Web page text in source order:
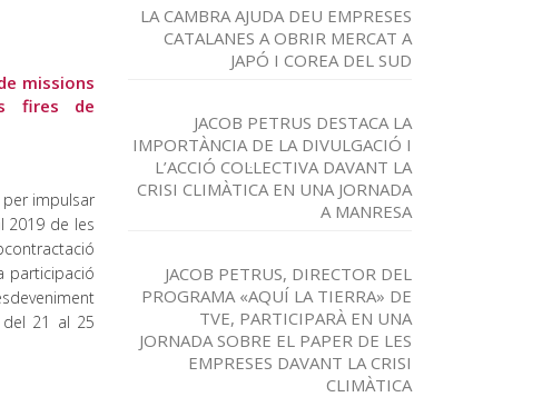
missions
fires de
per impulsar
2019 de les
participació
21 al 25
LA CAMBRA AJUDA DEU EMPRESES
CATALANES A OBRIR MERCAT A
JAPÓ I COREA DEL SUD
JACOB PETRUS DESTACA LA
IMPORTÀNCIA DE LA DIVULGACIÓ I
L’ACCIÓ COL·LECTIVA DAVANT LA
CRISI CLIMÀTICA EN UNA JORNADA
A MANRESA
JACOB PETRUS, DIRECTOR DEL
PROGRAMA «AQUÍ LA TIERRA» DE
TVE, PARTICIPARÀ EN UNA
JORNADA SOBRE EL PAPER DE LES
EMPRESES DAVANT LA CRISI
CLIMÀTICA